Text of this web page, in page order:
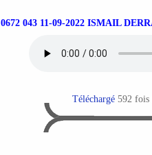
0672 043 11-09-2022 ISMAIL
Téléchargé 592 fois